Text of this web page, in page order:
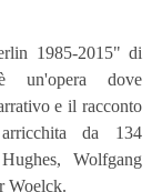
1985-2015" di
un'opera dove
e il racconto
da 134
Wolfgang
Woelck.